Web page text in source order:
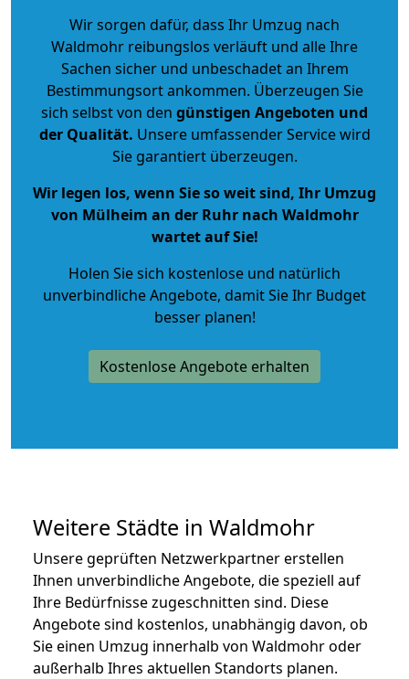
Wir sorgen dafür, dass Ihr Umzug nach
Waldmohr reibungslos verläuft und alle Ihre
Sachen sicher und unbeschadet an Ihrem
Bestimmungsort ankommen. Überzeugen Sie
sich selbst von den günstigen Angeboten und
der Qualität. Unsere umfassender Service wird
Sie garantiert überzeugen.
Wir legen los, wenn Sie so weit sind, Ihr Umzug
von Mülheim an der Ruhr nach Waldmohr
wartet auf Sie!
Holen Sie sich kostenlose und natürlich
unverbindliche Angebote, damit Sie Ihr Budget
besser planen!
Kostenlose Angebote erhalten
Weitere Städte in Waldmohr
Unsere geprüften Netzwerkpartner erstellen
Ihnen unverbindliche Angebote, die speziell auf
Ihre Bedürfnisse zugeschnitten sind. Diese
Angebote sind kostenlos, unabhängig davon, ob
Sie einen Umzug innerhalb von Waldmohr oder
außerhalb Ihres aktuellen Standorts planen.